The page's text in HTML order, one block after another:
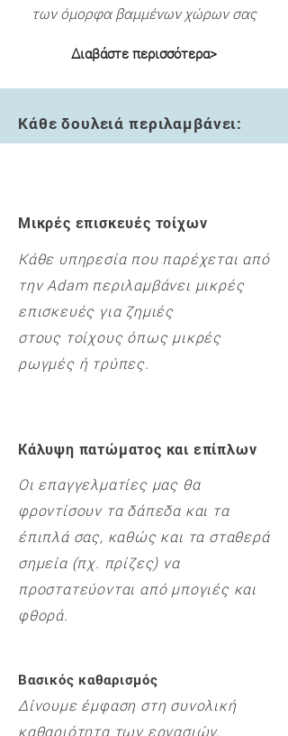
των όμορφα βαμμένων χώρων σας
Διαβάστε περισσότερα>
Κάθε δουλειά περιλαμβάνει:
Μικρές επισκευές τοίχων
Κάθε υπηρεσία που παρέχεται από
την Adam περιλαμβάνει μικρές
επισκευές για ζημιές
στους τοίχους όπως μικρές
ρωγμές ή τρύπες.
Κάλυψη πατώματος και επίπλων
Οι επαγγελματίες μας θα
φροντίσουν τα δάπεδα και τα
έπιπλά σας, καθώς και τα σταθερά
σημεία (πχ. πρίζες) να
προστατεύονται από μπογιές και
φθορά.
Βασικός καθαρισμός
Δίνουμε έμφαση στη συνολική
καθαριότητα των εργασιών,